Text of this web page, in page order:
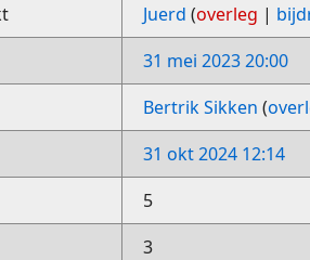
Juerd (overleg |
31 mei 2023 20:00
Bertrik Sikken (
31 okt 2024 12:14
5
3